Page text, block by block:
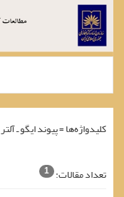
کلیدواژه‌ها =پیوند ایگو ـ آلتر
تعداد مقالات: 1